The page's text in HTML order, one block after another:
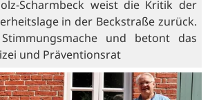
Scharmbeck weist die Kritik der
in der Beckstraße zurück.
und betont das
und Präventionsrat